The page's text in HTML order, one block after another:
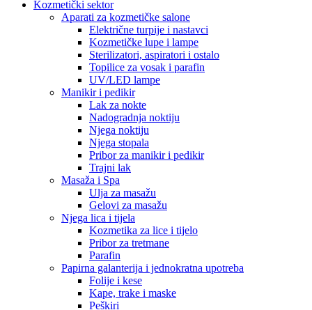
Kozmetički sektor
Aparati za kozmetičke salone
Električne turpije i nastavci
Kozmetičke lupe i lampe
Sterilizatori, aspiratori i ostalo
Topilice za vosak i parafin
UV/LED lampe
Manikir i pedikir
Lak za nokte
Nadogradnja noktiju
Njega noktiju
Njega stopala
Pribor za manikir i pedikir
Trajni lak
Masaža i Spa
Ulja za masažu
Gelovi za masažu
Njega lica i tijela
Kozmetika za lice i tijelo
Pribor za tretmane
Parafin
Papirna galanterija i jednokratna upotreba
Folije i kese
Kape, trake i maske
Peškiri